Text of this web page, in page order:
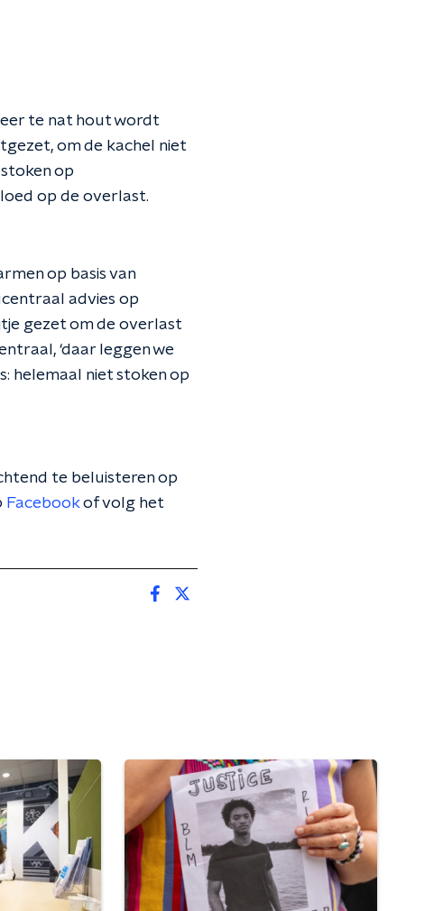
te nat hout wordt
om de kachel niet
op
op de overlast.
op basis van
advies op
gezet om de overlast
‘daar leggen we
helemaal niet stoken op
te beluisteren op
Facebookof volg het